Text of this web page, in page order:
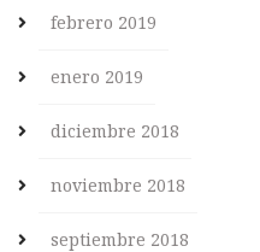
febrero 2019
enero 2019
diciembre 2018
noviembre 2018
septiembre 2018